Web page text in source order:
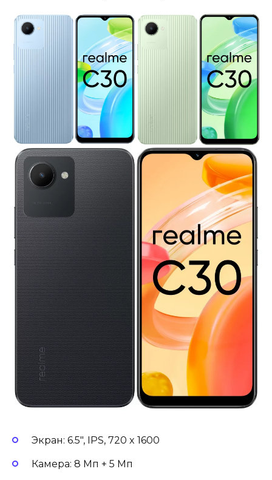
Экран: 6.5″, IPS, 720 x 1600
Камера: 8 Мп + 5 Мп